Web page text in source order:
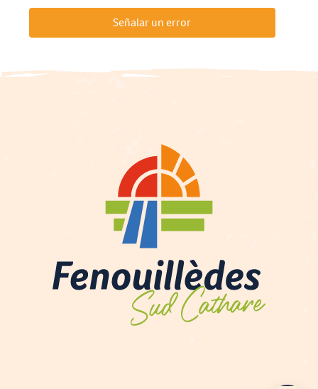
Señalar un error